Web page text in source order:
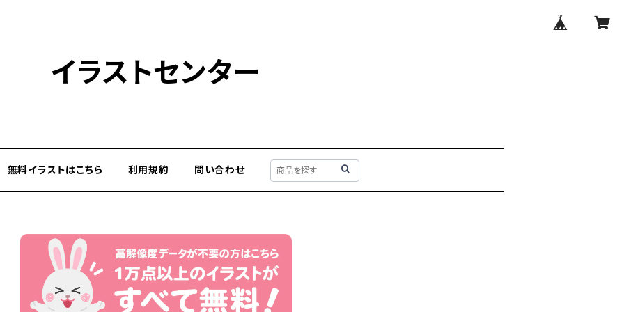
イラストセンター
無料イラストはこちら 利用規約 問い合わせ